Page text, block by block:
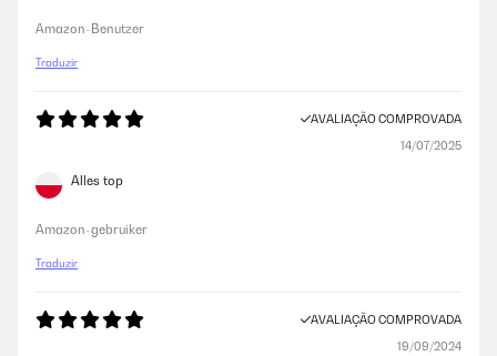
Amazon-Benutzer
Traduzir
AVALIAÇÃO COMPROVADA
14/07/2025
Alles top
Amazon-gebruiker
Traduzir
AVALIAÇÃO COMPROVADA
19/09/2024